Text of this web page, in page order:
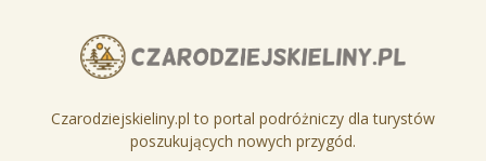
Czarodziejskieliny.pl to portal podróżniczy dla turystów
poszukujących nowych przygód.